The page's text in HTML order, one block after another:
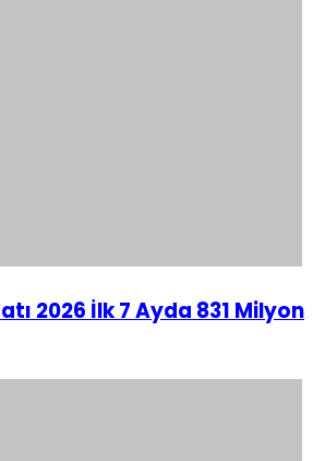
2026 İlk 7 Ayda 831 Milyon